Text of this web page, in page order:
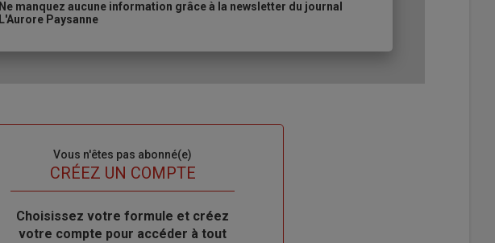
Ne manquez aucune information grâce à la newsletter du journal
L'Aurore Paysanne
Vous n'êtes pas abonné(e)
TITRECRÉEZ UN COMPTE
Body
Choisissez votre formule et créez
votre compte pour accéder à tout